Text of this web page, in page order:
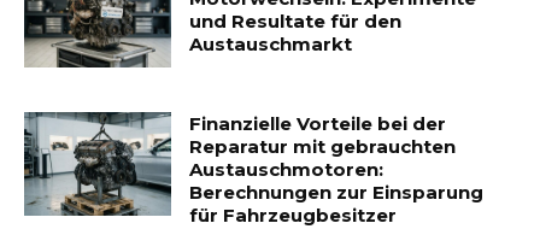
und Resultate für den
Austauschmarkt
Finanzielle Vorteile bei der
Reparatur mit gebrauchten
Austauschmotoren:
Berechnungen zur Einsparung
für Fahrzeugbesitzer